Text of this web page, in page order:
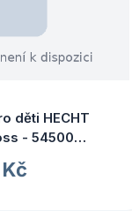
děti HECHT
- 54500